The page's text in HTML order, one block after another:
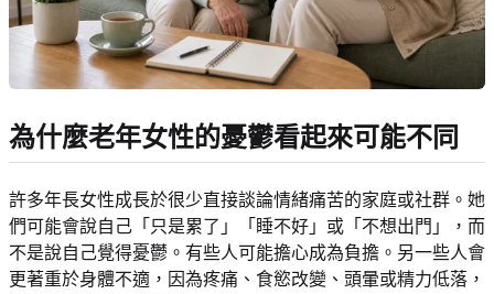
為什麼老年女性的憂鬱看起來可能不同
許多年長女性成長於很少直接談論情緒痛苦的家庭或社群。她
們可能會說自己「只是累了」「睡不好」或「不想出門」，而
不是說自己覺得憂鬱。有些人可能擔心成為負擔。另一些人會
更著重於身體不適，因為疼痛、食慾改變、頭暈或精力低落，